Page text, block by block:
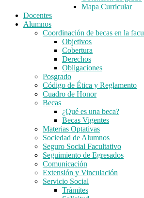
Mapa Curricular
Docentes
Alumnos
Coordinación de becas en la
Objetivos
Cobertura
Derechos
Obligaciones
Posgrado
Código de Ética y Reglamento
Cuadro de Honor
Becas
¿Qué es una beca?
Becas Vigentes
Materias Optativas
Sociedad de Alumnos
Seguro Social Facultativo
Seguimiento de Egresados
Comunicación
Extensión y Vinculación
Servicio Social
Trámites